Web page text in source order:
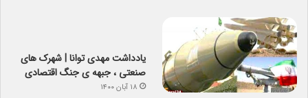
یادداشت مهدی توانا | شهرک های
صنعتی ، جبهه ی جنگ اقتصادی
۱۸ آبان ۱۴۰۰